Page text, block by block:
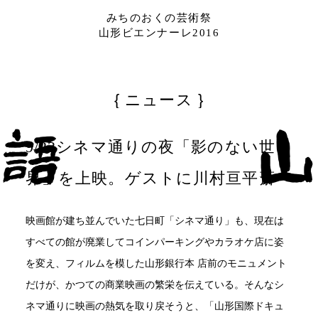
みちのおくの芸術祭
山形ビエンナーレ2016
ニュース
9/23シネマ通りの夜「影のない世
界」を上映。ゲストに川村亘平斎
映画館が建ち並んでいた七日町「シネマ通り」も、現在は
すべての館が廃業してコインパーキングやカラオケ店に姿
を変え、フィルムを模した山形銀行本 店前のモニュメント
だけが、かつての商業映画の繁栄を伝えている。そんなシ
ネマ通りに映画の熱気を取り戻そうと、「山形国際ドキュ